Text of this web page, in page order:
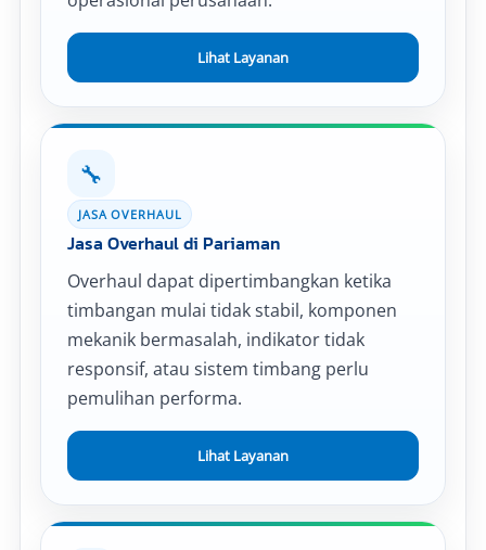
Lihat Layanan
🔧
JASA OVERHAUL
Jasa Overhaul di Pariaman
Overhaul dapat dipertimbangkan ketika
timbangan mulai tidak stabil, komponen
mekanik bermasalah, indikator tidak
responsif, atau sistem timbang perlu
pemulihan performa.
Lihat Layanan